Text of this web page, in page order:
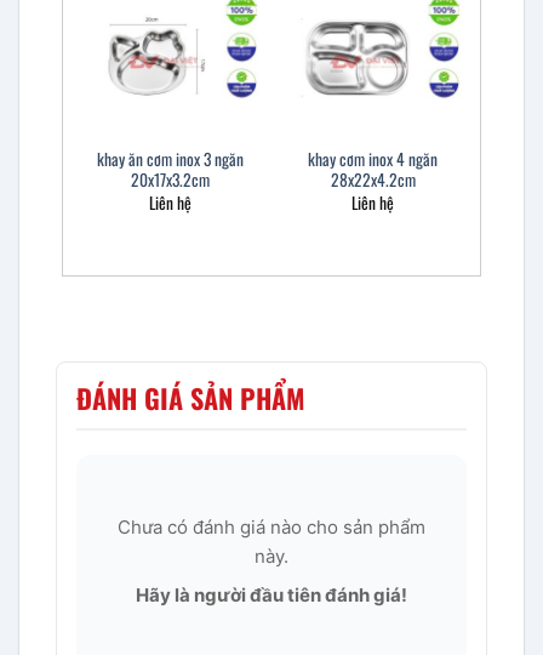
khay ăn cơm inox 3 ngăn
20x17x3.2cm
Liên hệ
khay cơm inox 4 ngăn
28x22x4.2cm
Liên hệ
ĐÁNH GIÁ SẢN PHẨM
Chưa có đánh giá nào cho sản phẩm
này.
Hãy là người đầu tiên đánh giá!